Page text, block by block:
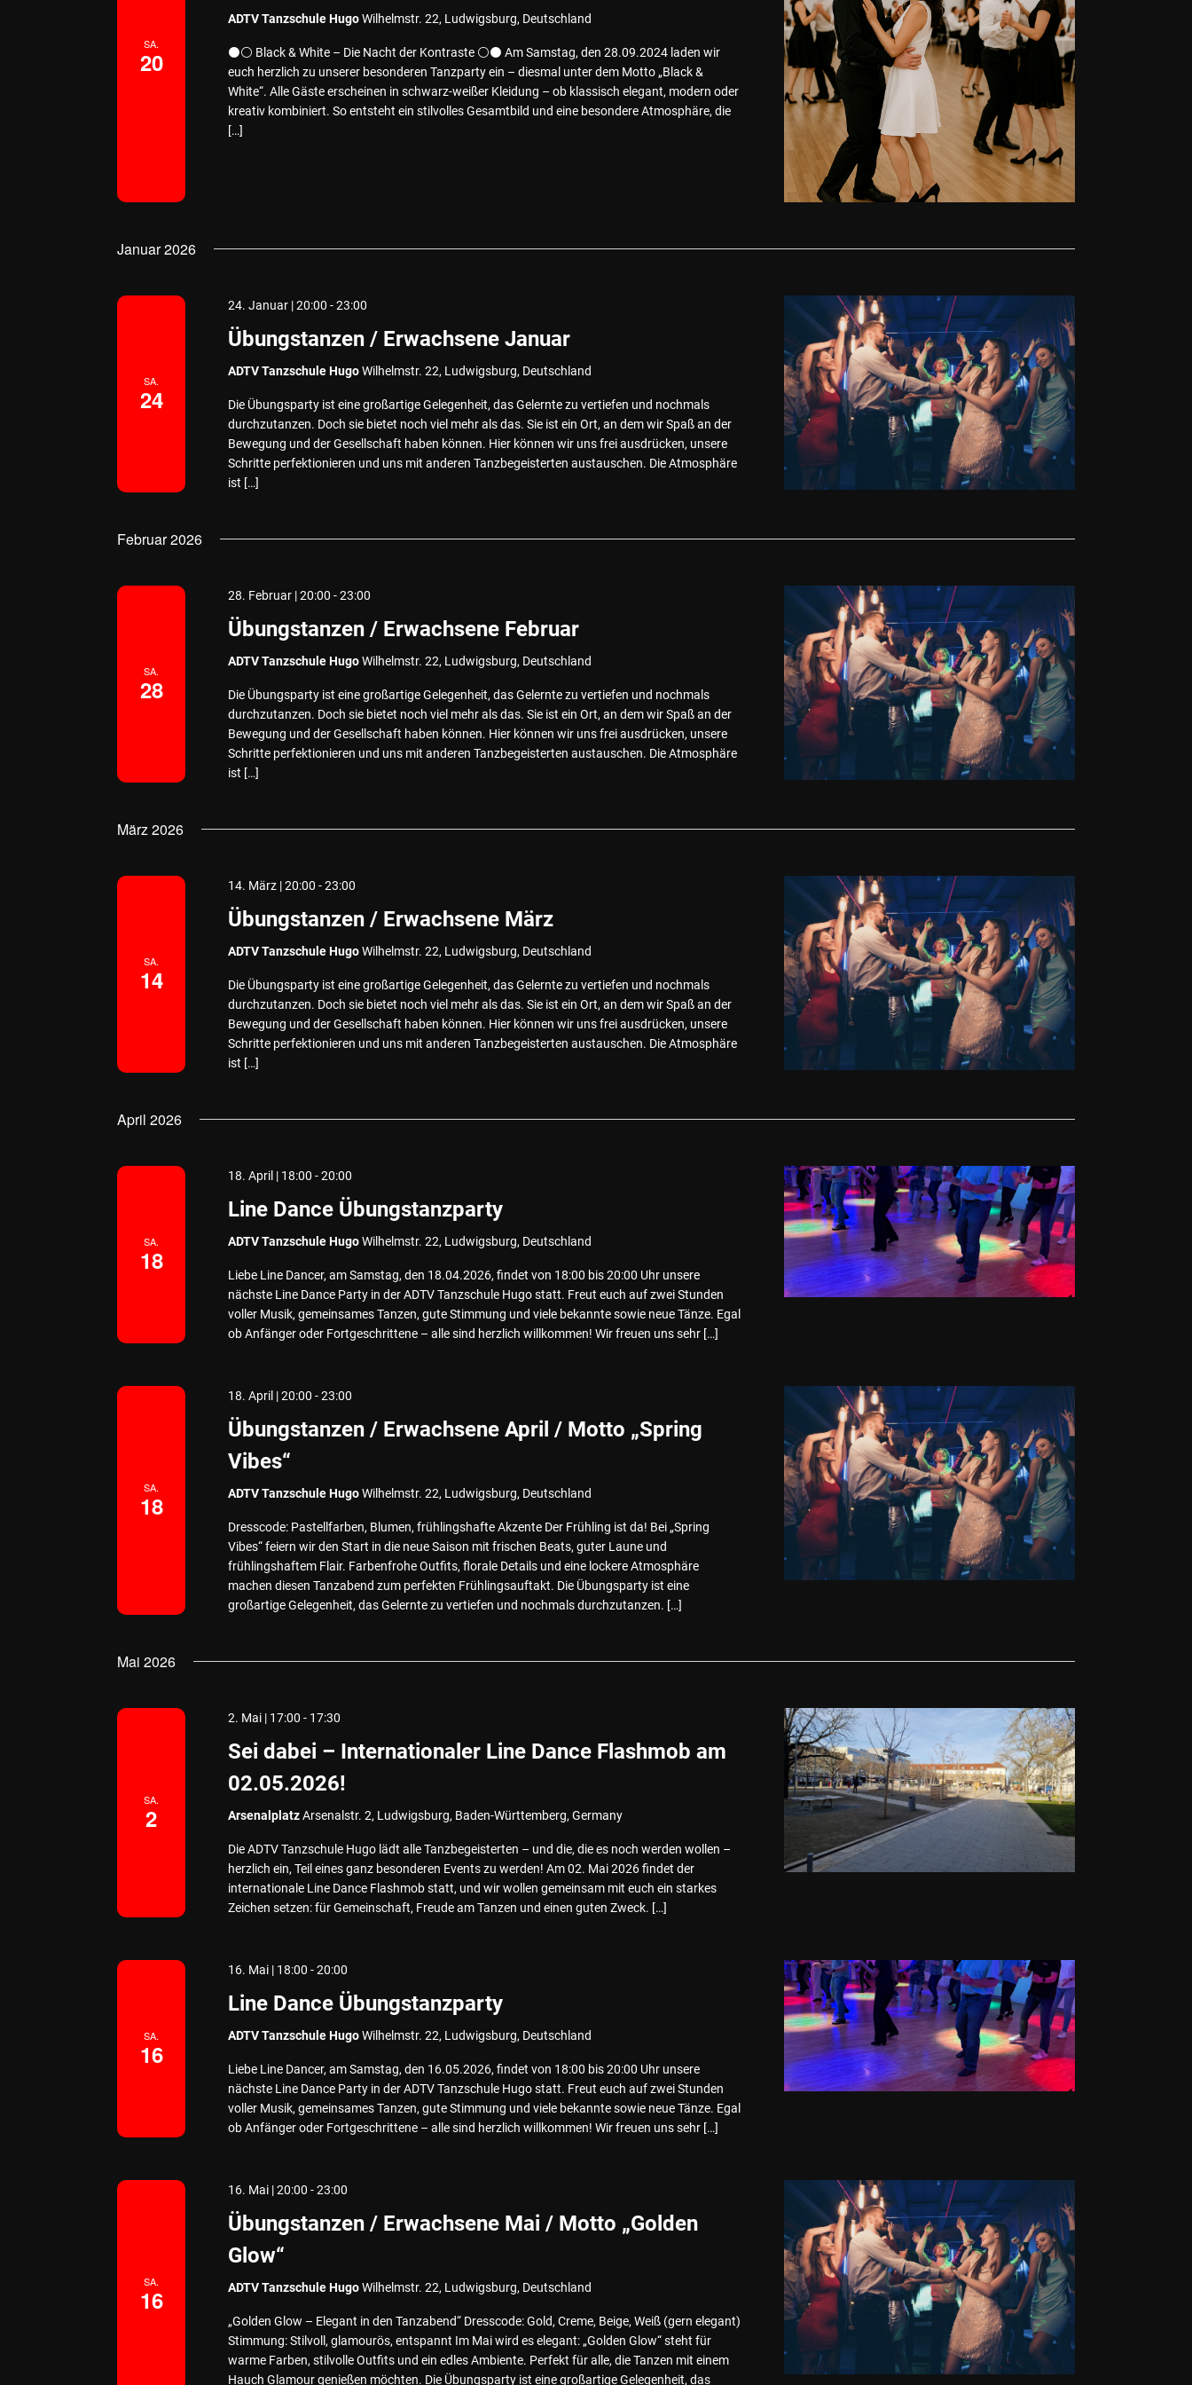
SA.
20
ADTV Tanzschule HugoWilhelmstr. 22, Ludwigsburg, Deutschland
⚫⚪ Black & White – Die Nacht der Kontraste ⚪⚫ Am Samstag, den 28.09.2024 laden wir
euch herzlich zu unserer besonderen Tanzparty ein – diesmal unter dem Motto „Black &
White“. Alle Gäste erscheinen in schwarz-weißer Kleidung – ob klassisch elegant, modern oder
kreativ kombiniert. So entsteht ein stilvolles Gesamtbild und eine besondere Atmosphäre, die
[…]
Januar 2026
SA.
24
24. Januar | 20:00 -23:00
Übungstanzen / Erwachsene Januar
ADTV Tanzschule HugoWilhelmstr. 22, Ludwigsburg, Deutschland
Die Übungsparty ist eine großartige Gelegenheit, das Gelernte zu vertiefen und nochmals
durchzutanzen. Doch sie bietet noch viel mehr als das. Sie ist ein Ort, an dem wir Spaß an der
Bewegung und der Gesellschaft haben können. Hier können wir uns frei ausdrücken, unsere
Schritte perfektionieren und uns mit anderen Tanzbegeisterten austauschen. Die Atmosphäre
ist […]
Februar 2026
SA.
28
28. Februar | 20:00 -23:00
Übungstanzen / Erwachsene Februar
ADTV Tanzschule HugoWilhelmstr. 22, Ludwigsburg, Deutschland
Die Übungsparty ist eine großartige Gelegenheit, das Gelernte zu vertiefen und nochmals
durchzutanzen. Doch sie bietet noch viel mehr als das. Sie ist ein Ort, an dem wir Spaß an der
Bewegung und der Gesellschaft haben können. Hier können wir uns frei ausdrücken, unsere
Schritte perfektionieren und uns mit anderen Tanzbegeisterten austauschen. Die Atmosphäre
ist […]
März 2026
SA.
14
14. März | 20:00 -23:00
Übungstanzen / Erwachsene März
ADTV Tanzschule HugoWilhelmstr. 22, Ludwigsburg, Deutschland
Die Übungsparty ist eine großartige Gelegenheit, das Gelernte zu vertiefen und nochmals
durchzutanzen. Doch sie bietet noch viel mehr als das. Sie ist ein Ort, an dem wir Spaß an der
Bewegung und der Gesellschaft haben können. Hier können wir uns frei ausdrücken, unsere
Schritte perfektionieren und uns mit anderen Tanzbegeisterten austauschen. Die Atmosphäre
ist […]
April 2026
SA.
18
18. April | 18:00 -20:00
Line Dance Übungstanzparty
ADTV Tanzschule HugoWilhelmstr. 22, Ludwigsburg, Deutschland
Liebe Line Dancer, am Samstag, den 18.04.2026, findet von 18:00 bis 20:00 Uhr unsere
nächste Line Dance Party in der ADTV Tanzschule Hugo statt. Freut euch auf zwei Stunden
voller Musik, gemeinsames Tanzen, gute Stimmung und viele bekannte sowie neue Tänze. Egal
ob Anfänger oder Fortgeschrittene – alle sind herzlich willkommen! Wir freuen uns sehr […]
SA.
18
18. April | 20:00 -23:00
Übungstanzen / Erwachsene April / Motto „Spring
Vibes“
ADTV Tanzschule HugoWilhelmstr. 22, Ludwigsburg, Deutschland
Dresscode: Pastellfarben, Blumen, frühlingshafte Akzente Der Frühling ist da! Bei „Spring
Vibes“ feiern wir den Start in die neue Saison mit frischen Beats, guter Laune und
frühlingshaftem Flair. Farbenfrohe Outfits, florale Details und eine lockere Atmosphäre
machen diesen Tanzabend zum perfekten Frühlingsauftakt. Die Übungsparty ist eine
großartige Gelegenheit, das Gelernte zu vertiefen und nochmals durchzutanzen. […]
Mai 2026
SA.
2
2. Mai | 17:00 - 17:30
Sei dabei – Internationaler Line Dance Flashmob am
02.05.2026!
ArsenalplatzArsenalstr. 2, Ludwigsburg, Baden-Württemberg, Germany
Die ADTV Tanzschule Hugo lädt alle Tanzbegeisterten – und die, die es noch werden wollen –
herzlich ein, Teil eines ganz besonderen Events zu werden! Am 02. Mai 2026 findet der
internationale Line Dance Flashmob statt, und wir wollen gemeinsam mit euch ein starkes
Zeichen setzen: für Gemeinschaft, Freude am Tanzen und einen guten Zweck. […]
SA.
16
16. Mai | 18:00 -20:00
Line Dance Übungstanzparty
ADTV Tanzschule HugoWilhelmstr. 22, Ludwigsburg, Deutschland
Liebe Line Dancer, am Samstag, den 16.05.2026, findet von 18:00 bis 20:00 Uhr unsere
nächste Line Dance Party in der ADTV Tanzschule Hugo statt. Freut euch auf zwei Stunden
voller Musik, gemeinsames Tanzen, gute Stimmung und viele bekannte sowie neue Tänze. Egal
ob Anfänger oder Fortgeschrittene – alle sind herzlich willkommen! Wir freuen uns sehr […]
SA.
16
16. Mai | 20:00 -23:00
Übungstanzen / Erwachsene Mai / Motto „Golden
Glow“
ADTV Tanzschule HugoWilhelmstr. 22, Ludwigsburg, Deutschland
„Golden Glow – Elegant in den Tanzabend“ Dresscode: Gold, Creme, Beige, Weiß (gern elegant)
Stimmung: Stilvoll, glamourös, entspannt Im Mai wird es elegant: „Golden Glow“ steht für
warme Farben, stilvolle Outfits und ein edles Ambiente. Perfekt für alle, die Tanzen mit einem
Hauch Glamour genießen möchten. Die Übungsparty ist eine großartige Gelegenheit, das